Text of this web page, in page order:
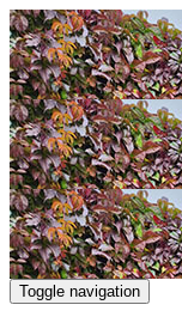
Toggle navigation